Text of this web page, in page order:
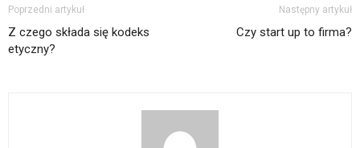
Poprzedni artykuł
Z czego składa się kodeks
etyczny?
Następny artykuł
Czy start up to firma?